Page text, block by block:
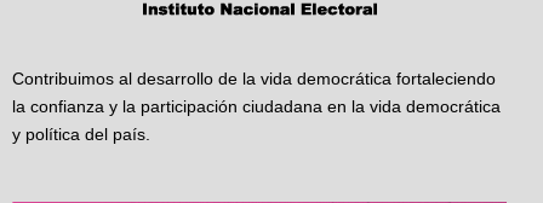
Contribuimos al desarrollo de la vida democrática fortaleciendo
la confianza y la participación ciudadana en la vida democrática
y política del país.